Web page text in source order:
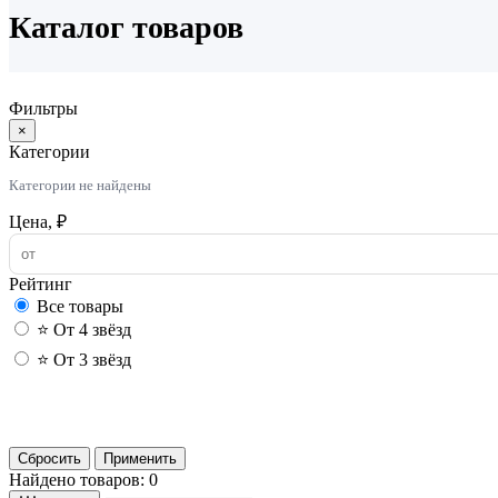
Каталог товаров
Фильтры
×
Категории
Категории не найдены
Цена, ₽
Рейтинг
Все товары
⭐ От 4 звёзд
⭐ От 3 звёзд
Сбросить
Применить
Найдено товаров: 0